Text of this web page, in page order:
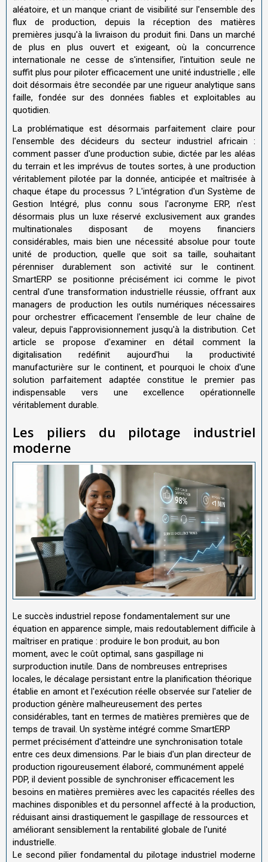
aléatoire, et un manque criant de visibilité sur l'ensemble des
flux de production, depuis la réception des matières
premières jusqu'à la livraison du produit fini. Dans un marché
de plus en plus ouvert et exigeant, où la concurrence
internationale ne cesse de s'intensifier, l'intuition seule ne
suffit plus pour piloter efficacement une unité industrielle ; elle
doit désormais être secondée par une rigueur analytique sans
faille, fondée sur des données fiables et exploitables au
quotidien.
La problématique est désormais parfaitement claire pour
l'ensemble des décideurs du secteur industriel africain :
comment passer d'une production subie, dictée par les aléas
du terrain et les imprévus de toutes sortes, à une production
véritablement pilotée par la donnée, anticipée et maîtrisée à
chaque étape du processus ? L'intégration d'un Système de
Gestion Intégré, plus connu sous l'acronyme ERP, n'est
désormais plus un luxe réservé exclusivement aux grandes
multinationales disposant de moyens financiers
considérables, mais bien une nécessité absolue pour toute
unité de production, quelle que soit sa taille, souhaitant
pérenniser durablement son activité sur le continent.
SmartERP se positionne précisément ici comme le pivot
central d'une transformation industrielle réussie, offrant aux
managers de production les outils numériques nécessaires
pour orchestrer efficacement l'ensemble de leur chaîne de
valeur, depuis l'approvisionnement jusqu'à la distribution. Cet
article se propose d'examiner en détail comment la
digitalisation redéfinit aujourd'hui la productivité
manufacturière sur le continent, et pourquoi le choix d'une
solution parfaitement adaptée constitue le premier pas
indispensable vers une excellence opérationnelle
véritablement durable.
Les piliers du pilotage industriel
moderne
Le succès industriel repose fondamentalement sur une
équation en apparence simple, mais redoutablement difficile à
maîtriser en pratique : produire le bon produit, au bon
moment, avec le coût optimal, sans gaspillage ni
surproduction inutile. Dans de nombreuses entreprises
locales, le décalage persistant entre la planification théorique
établie en amont et l'exécution réelle observée sur l'atelier de
production génère malheureusement des pertes
considérables, tant en termes de matières premières que de
temps de travail. Un système intégré comme SmartERP
permet précisément d'atteindre une synchronisation totale
entre ces deux dimensions. Par le biais d'un plan directeur de
production rigoureusement élaboré, communément appelé
PDP, il devient possible de synchroniser efficacement les
besoins en matières premières avec les capacités réelles des
machines disponibles et du personnel affecté à la production,
réduisant ainsi drastiquement le gaspillage de ressources et
améliorant sensiblement la rentabilité globale de l'unité
industrielle.
Le second pilier fondamental du pilotage industriel moderne